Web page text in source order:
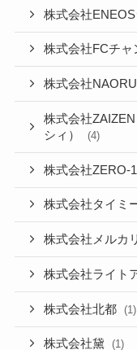
株式会社
株式会社FCチャ
株式会社
株式会社
シィ）
(4)
株式会社ZERO-
株式会社タイミ
株式会社メルカ
株式会社ライト
株式会社北都 (1)
株式会社黛 (1)